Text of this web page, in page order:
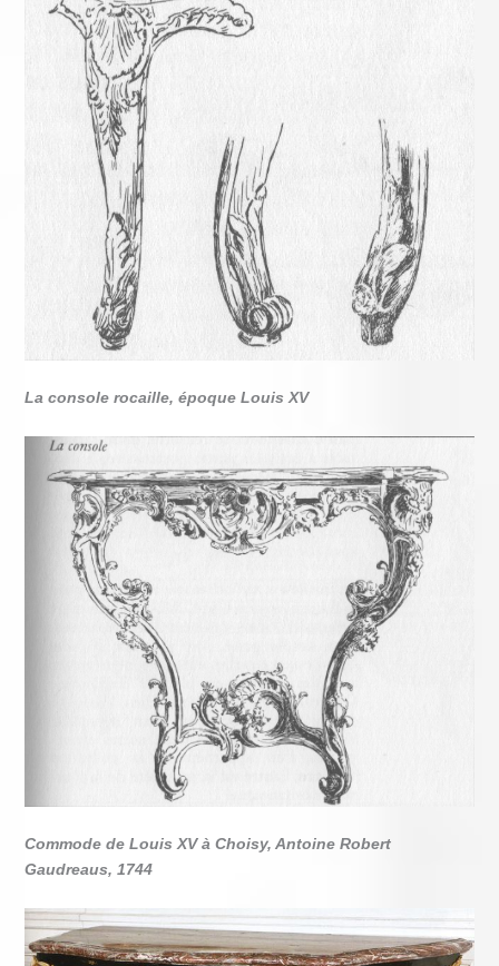
La console rocaille, époque Louis XV
Commode de Louis XV à Choisy, Antoine Robert
Gaudreaus, 1744